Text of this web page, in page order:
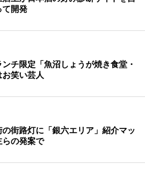
開発
チ限定「魚沼しょうが焼き食堂・
笑い芸人
の街路灯に「銀六エリア」紹介マッ
の発案で